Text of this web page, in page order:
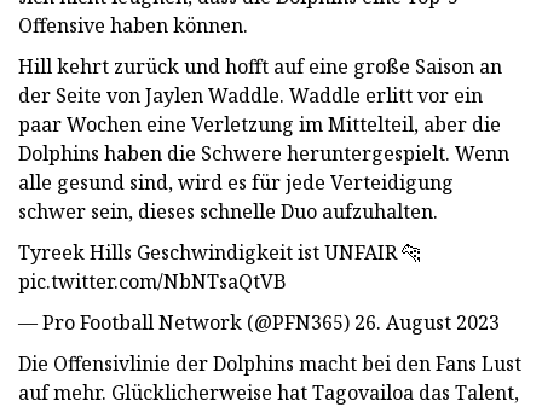
Offensive haben können.
Hill kehrt zurück und hofft auf eine große Saison an
der Seite von Jaylen Waddle. Waddle erlitt vor ein
paar Wochen eine Verletzung im Mittelteil, aber die
Dolphins haben die Schwere heruntergespielt. Wenn
alle gesund sind, wird es für jede Verteidigung
schwer sein, dieses schnelle Duo aufzuhalten.
Tyreek Hills Geschwindigkeit ist UNFAIR 🐆
pic.twitter.com/NbNTsaQtVB
— Pro Football Network (@PFN365) 26. August 2023
Die Offensivlinie der Dolphins macht bei den Fans Lust
auf mehr. Glücklicherweise hat Tagovailoa das Talent,